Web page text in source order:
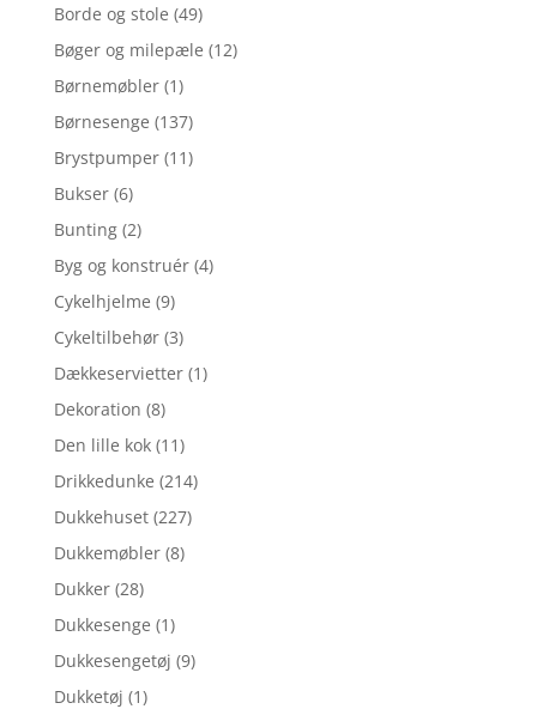
Borde og stole (49)
Bøger og milepæle (12)
Børnemøbler (1)
Børnesenge (137)
Brystpumper (11)
Bukser (6)
Bunting (2)
Byg og konstruér (4)
Cykelhjelme (9)
Cykeltilbehør (3)
Dækkeservietter (1)
Dekoration (8)
Den lille kok (11)
Drikkedunke (214)
Dukkehuset (227)
Dukkemøbler (8)
Dukker (28)
Dukkesenge (1)
Dukkesengetøj (9)
Dukketøj (1)